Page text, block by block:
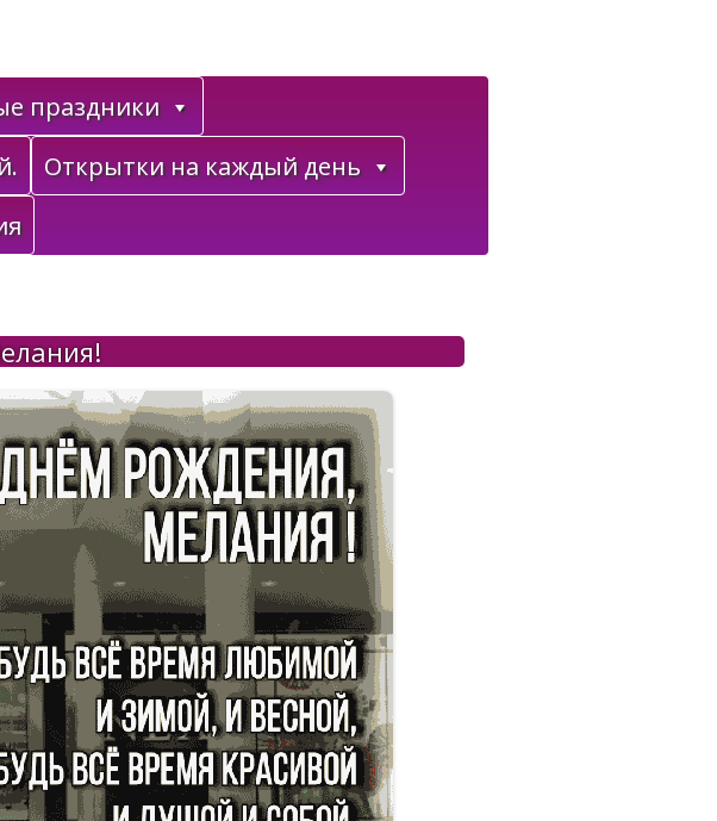
праздники
Открытки на каждый день